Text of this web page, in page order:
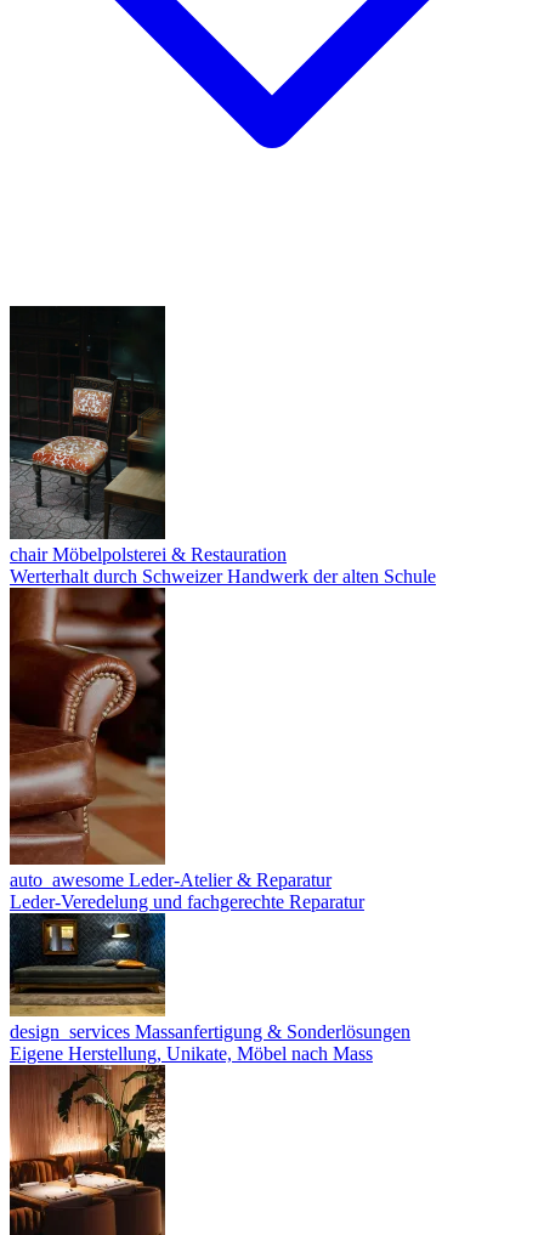
chair Möbelpolsterei & Restauration
Werterhalt durch Schweizer Handwerk der alten Schule
auto_awesome Leder-Atelier & Reparatur
Leder-Veredelung und fachgerechte Reparatur
design_services Massanfertigung & Sonderlösungen
Eigene Herstellung, Unikate, Möbel nach Mass